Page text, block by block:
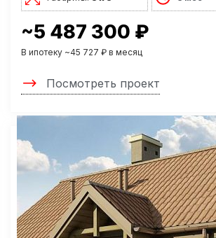
~5 487 300 ₽
В ипотеку ~45 727 ₽ в месяц
Посмотреть проект